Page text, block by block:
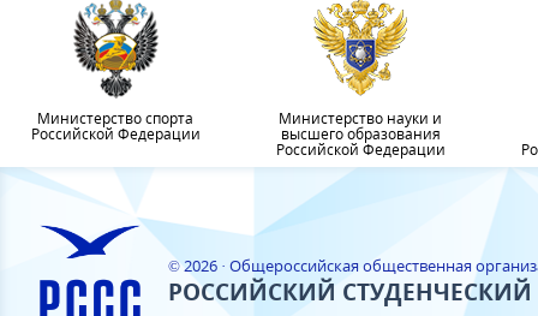
Министерство спорта
Российской Федерации
Министерство науки и
высшего образования
Российской Федерации
© 2026 · Общероссийская общественная
РОССИЙСКИЙ